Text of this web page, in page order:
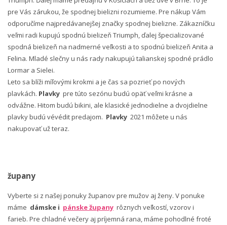
pre Vás zárukou, že spodnej bielizni rozumieme. Pre nákup Vám
odporučíme najpredávanejšej značky spodnej bielizne. Zákazníčku
veľmi radi kupujú spodnú bielizeň Triumph, ďalej špecializované
spodná bielizeň na nadmerné veľkosti a to spodnú bielizeň Anita a
Felina. Mladé slečny u nás rady nakupujú talianskej spodné prádlo
Lormar a Sielei.
Leto sa blíži míľovými krokmi a je čas sa pozrieť po nových
plavkách. Plavky pre túto sezónu budú opäť veľmi krásne a
odvážne. Hitom budú bikini, ale klasické jednodielne a dvojdielne
plavky budú vévédit predajom. Plavky 2021 môžete u nás
nakupovať už teraz.
župany
Vyberte si z našej ponuky županov pre mužov aj ženy. V ponuke
máme dámske i pánske župany rôznych veľkostí, vzorov i
farieb. Pre chladné večery aj príjemná rana, máme pohodlné froté